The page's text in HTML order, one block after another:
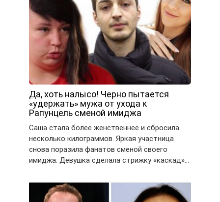
Да, хоть налысо! Черно пытается
«удержать» мужа от ухода к
Рапунцель сменой имиджа
Саша стала более женственнее и сбросила
несколько килограммов. Яркая участница
снова поразила фанатов сменой своего
имиджа. Девушка сделала стрижку «каскад»…